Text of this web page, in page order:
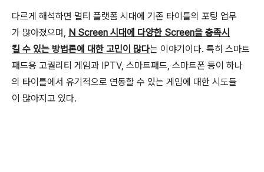
다르게 해석하면 멀티 플랫폼 시대에 기존 타이틀의 포팅 업무
가 많아졌으며, N Screen 시대에 다양한 Screen을 충족시
킬 수 있는 방법론에 대한 고민이 많다는 이야기이다. 특히 스마트
패드용 고퀄리티 게임과 IPTV, 스마트패드, 스마트폰 등이 하나
의 타이틀에서 유기적으로 연동할 수 있는 게임에 대한 시도들
이 많아지고 있다.